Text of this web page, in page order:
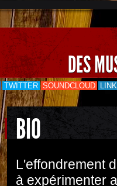
DES
TWITTER SOUNDCLOUD
BIO
L'effondrement
à expérimenter